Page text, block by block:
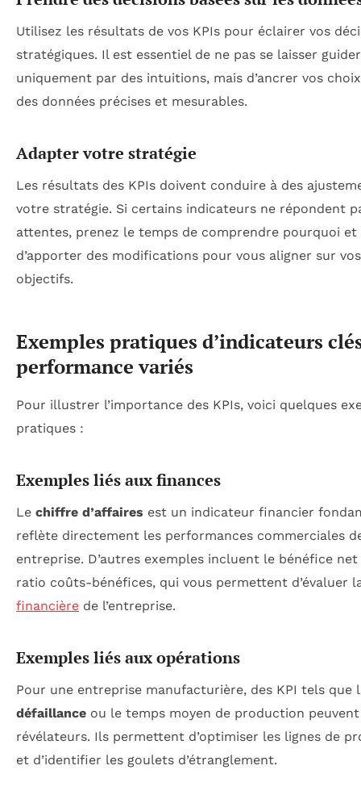
Utilisez les résultats de vos KPIs pour éclairer vos
stratégiques. Il est essentiel de ne pas se laisser guider
uniquement par des intuitions, mais d’ancrer vos
des données précises et mesurables.
Adapter votre stratégie
Les résultats des KPIs doivent conduire à des
votre stratégie. Si certains indicateurs ne répondent
attentes, prenez le temps de comprendre pourquoi et
d’apporter des modifications pour vous aligner sur vos
objectifs.
Exemples pratiques d’indicateurs
performance variés
Pour illustrer l’importance des KPIs, voici quelques
pratiques :
Exemples liés aux finances
Le chiffre d’affaires est un indicateur financier
reflète directement les performances commerciales
entreprise. D’autres exemples incluent le bénéfice
ratio coûts-bénéfices, qui vous permettent d’évaluer
financière de l’entreprise.
Exemples liés aux opérations
Pour une entreprise manufacturière, des KPI tels que
défaillance ou le temps moyen de production
révélateurs. Ils permettent d’optimiser les lignes de
et d’identifier les goulets d’étranglement.